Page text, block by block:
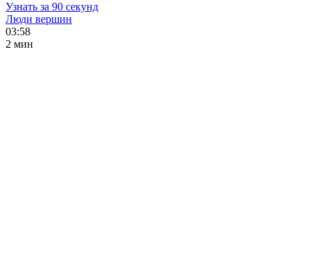
Узнать за 90 секунд
Люди вершин
03:58
2 мин